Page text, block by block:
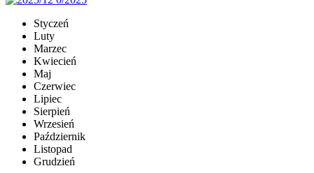
Styczeń
Luty
Marzec
Kwiecień
Maj
Czerwiec
Lipiec
Sierpień
Wrzesień
Październik
Listopad
Grudzień